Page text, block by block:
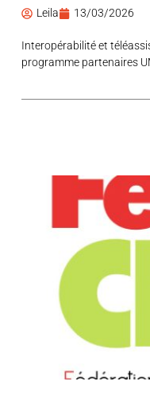
Leila 13/03/2026
Interopérabilité et
programme partenaires